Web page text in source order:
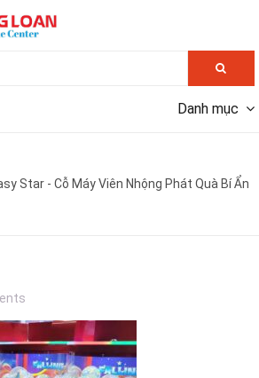
Danh mục
Star - Cỗ Máy Viên Nhộng Phát Quà Bí Ẩn